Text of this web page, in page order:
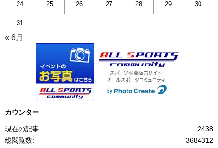
24 25 26 27 28 29 30
31
« 6月
カウンター
2438
現在の記事:
3684312
総閲覧数: